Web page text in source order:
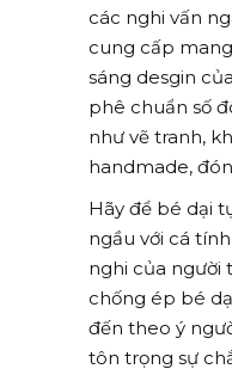
các nghi vấn
cung cấp
sáng desgin
phê chuẩn số
như vẽ tranh,
handmade,
Hãy để bé dại
ngầu với cá
nghi của người
chống ép bé
đến theo ý
tôn trọng sự